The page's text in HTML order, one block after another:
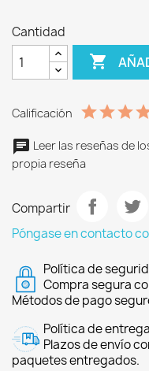
Cantidad

Calificación
Leer las reseñas de
propia reseña
Compartir
Póngase en contacto
Política de
Compra segura
Métodos de pago
Política de entrega
Plazos de envío
paquetes entregados.